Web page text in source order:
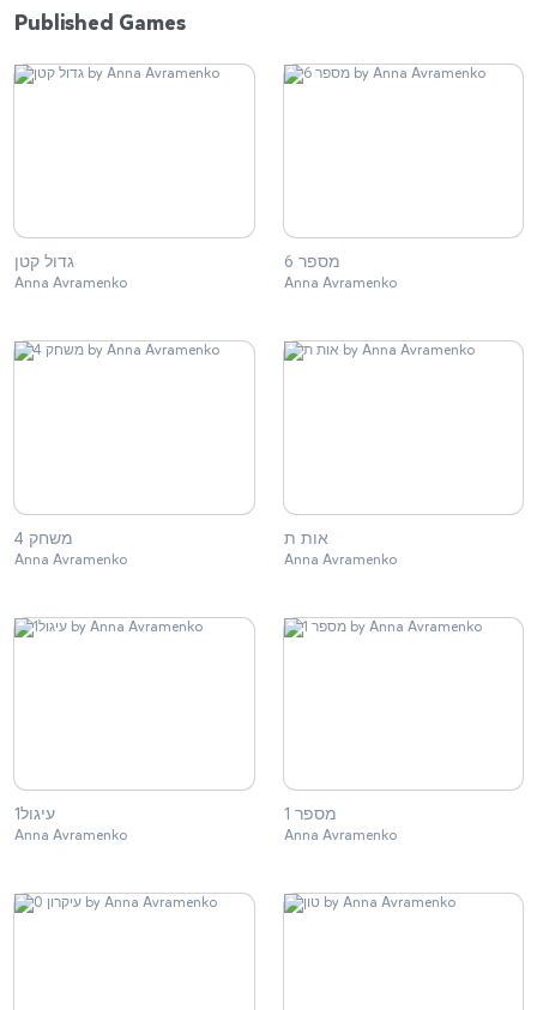
Published Games
גדול קטן
Anna Avramenko
מספר 6
Anna Avramenko
משחק 4
Anna Avramenko
אות ת
Anna Avramenko
עיגול1
Anna Avramenko
מספר 1
Anna Avramenko